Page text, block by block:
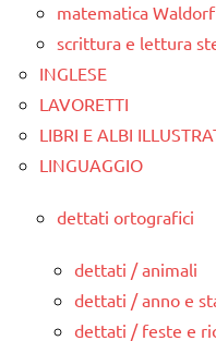
matematica Waldorf
scrittura e lettura
INGLESE
LAVORETTI
LIBRI E ALBI
LINGUAGGIO
dettati ortografici
dettati / animali
dettati / anno e
dettati / feste e